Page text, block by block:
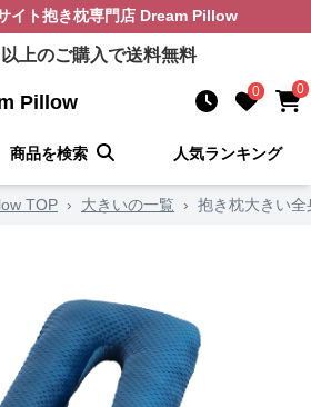
イト抱き枕専門店 Dream Pillow
上のご購入で送料無料
Pillow 0 0
商品を検索 人気ランキング
TOP › 大きいの一覧 › 抱き枕大きい